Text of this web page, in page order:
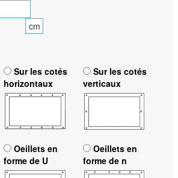
cm
Sur les cotés
horizontaux
Sur les cotés
verticaux
Oeillets en
forme de U
Oeillets en
forme de n